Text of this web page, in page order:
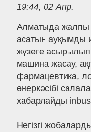
19:44, 02 Апр.
Алматыда жалпы
асатын ауқымды
жүзеге
машина жасау,
фармацевтика,
өнеркәсібі
хабарлайды
Негізгі